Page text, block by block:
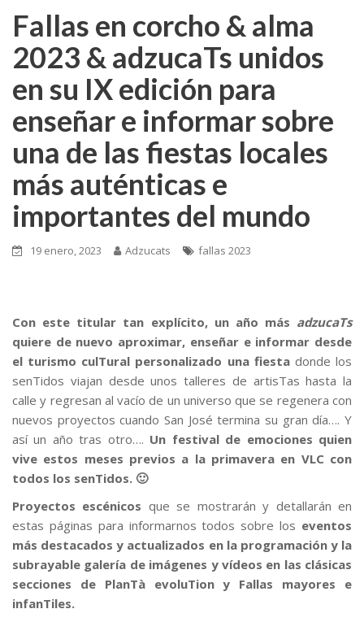
Fallas en corcho & alma
2023 & adzucaTs unidos
en su IX edición para
enseñar e informar sobre
una de las fiestas locales
más auténticas e
importantes del mundo
19 enero, 2023 Adzucats fallas 2023
Con este titular tan explícito, un año más adzucaTs
quiere de nuevo aproximar, enseñar e informar desde
el turismo culTural personalizado una fiesta donde los
senTidos viajan desde unos talleres de artisTas hasta la
calle y regresan al vacío de un universo que se regenera con
nuevos proyectos cuando San José termina su gran día…. Y
así un año tras otro…. Un festival de emociones quien
vive estos meses previos a la primavera en VLC con
todos los senTidos. 🙂
Proyectos escénicos que se mostrarán y detallarán en
estas páginas para informarnos todos sobre los eventos
más destacados y actualizados en la programación y la
subrayable galería de imágenes y vídeos en las clásicas
secciones de PlanTà evoluTion y Fallas mayores e
infanTiles.